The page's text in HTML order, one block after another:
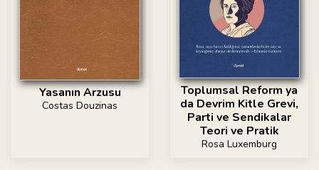
Yasanın Arzusu
Costas Douzinas
Toplumsal Reform ya
da Devrim Kitle Grevi,
Parti ve Sendikalar
Teori ve Pratik
Rosa Luxemburg